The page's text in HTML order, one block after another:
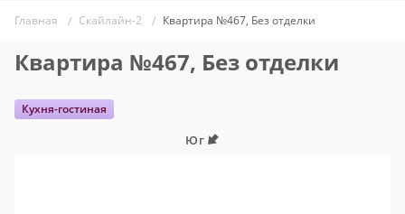
Главная Скайлайн-2 Квартира №467, Без отделки
Квартира №467, Без отделки
Кухня-гостиная
Юг